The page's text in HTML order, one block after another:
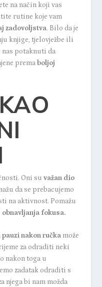
na način koji vas
rutine koje vam
zadovoljstva. Bilo da je
knjige, tjelovježbe ili
nas potaknuti da
premaboljoj
Oni su važan dio
da se prebacujemo
na aktivnost. Pomažu
obnavljanja fokusa.
nakon ručkamože
za odraditi neki
nakon toga u
zadatak odraditi s
njega bi nam možda